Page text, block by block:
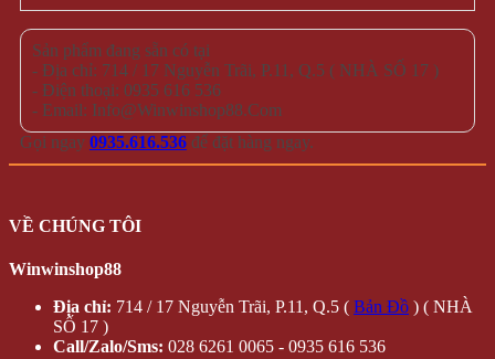
Sản phẩm đang sẵn có tại
- Địa chỉ: 714 / 17 Nguyễn Trãi, P.11, Q.5 ( NHÀ SỐ 17 )
- Điện thoại: 0935 616 536
- Email: Info@Winwinshop88.Com
Gọi ngay 0935.616.536 để đặt hàng ngay.
VỀ CHÚNG TÔI
Winwinshop88
Địa chỉ: 714 / 17 Nguyễn Trãi, P.11, Q.5 ( Bản Đồ ) ( NHÀ
SỐ 17 )
Call/Zalo/Sms: 028 6261 0065 - 0935 616 536